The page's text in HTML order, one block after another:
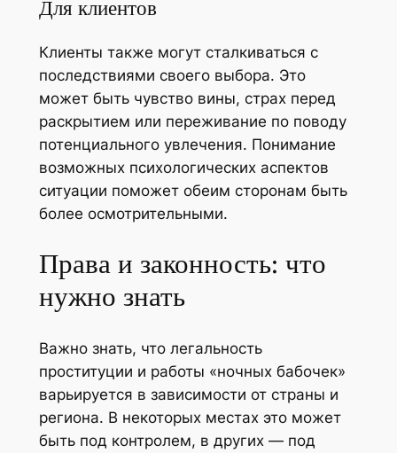
Для клиентов
Клиенты также могут сталкиваться с
последствиями своего выбора. Это
может быть чувство вины, страх перед
раскрытием или переживание по поводу
потенциального увлечения. Понимание
возможных психологических аспектов
ситуации поможет обеим сторонам быть
более осмотрительными.
Права и законность: что
нужно знать
Важно знать, что легальность
проституции и работы «ночных бабочек»
варьируется в зависимости от страны и
региона. В некоторых местах это может
быть под контролем, в других — под